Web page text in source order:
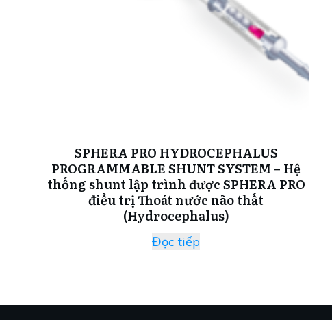
SPHERA PRO HYDROCEPHALUS
PROGRAMMABLE SHUNT SYSTEM – Hệ
thống shunt lập trình được SPHERA PRO
điều trị Thoát nước não thất
(Hydrocephalus)
Đọc tiếp